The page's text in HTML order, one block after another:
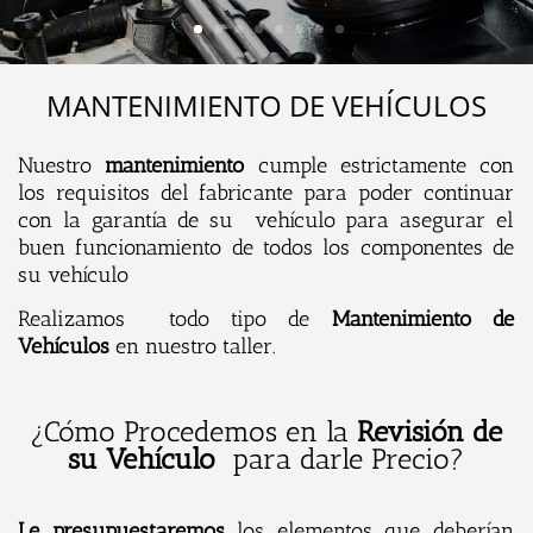
MANTENIMIENTO DE VEHÍCULOS
Nuestro mantenimiento cumple estrictamente con
los requisitos del fabricante para poder continuar
con la garantía de su vehículo para asegurar el
buen funcionamiento de todos los componentes de
su vehículo
Realizamos todo tipo de Mantenimiento de
Vehículos en nuestro taller.
¿Cómo Procedemos en la Revisión de
su Vehículo para darle Precio?